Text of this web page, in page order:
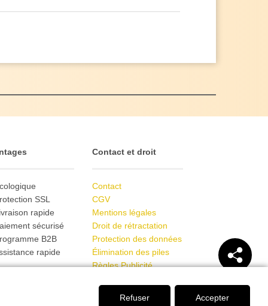
SSL
rapide
sécurisé
B2B
rapide
Contact et droit
Contact
CGV
Mentions légales
Droit de rétractation
Protection des données
Élimination des piles
Règles Publicité
Accepter
Refuser